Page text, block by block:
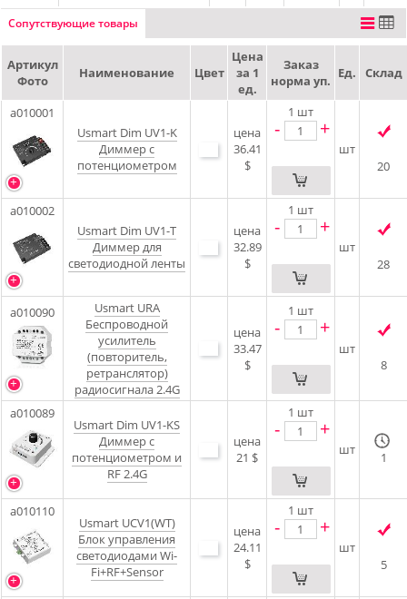
Сопутствующие товары
Артикул
Фото
Наименование Цвет
Цена
за 1
ед.
Заказ
норма уп. Ед. Склад
a010001
Usmart Dim UV1-K
Диммер с
потенциометром
цена
36.41
$
1 шт
- +
шт
20
a010002
Usmart Dim UV1-T
Диммер для
светодиодной ленты
цена
32.89
$
1 шт
- +
шт
28
a010090
Usmart URA
Беспроводной
усилитель
(повторитель,
ретранслятор)
радиосигнала 2.4G
цена
33.47
$
1 шт
- +
шт
8
a010089
Usmart Dim UV1-KS
Диммер с
потенциометром и
RF 2.4G
цена
21 $
1 шт
- +
шт 1
a010110
Usmart UCV1(WT)
Блок управления
светодиодами Wi-
Fi+RF+Sensor
цена
24.11
$
1 шт
- +
шт
5